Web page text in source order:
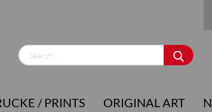
Change language
/ PRINTS ORIGINAL ART